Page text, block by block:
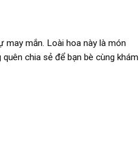
may mắn. Loài hoa này là món
chia sẻ để bạn bè cùng khám